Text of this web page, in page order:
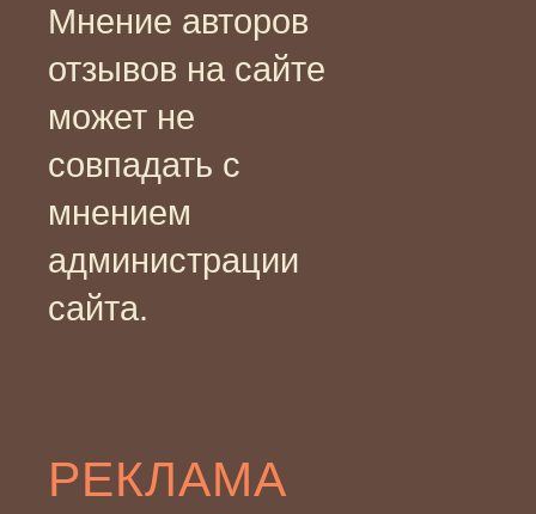
Мнение авторов
отзывов на сайте
может не
совпадать с
мнением
администрации
сайта.
РЕКЛАМА